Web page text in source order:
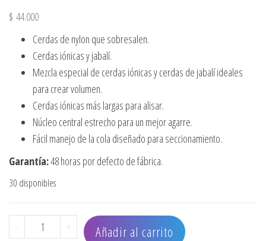
$ 44.000
Cerdas de nylon que sobresalen.
Cerdas iónicas y jabalí.
Mezcla especial de cerdas iónicas y cerdas de jabalí ideales
para crear volumen.
Cerdas iónicas más largas para alisar.
Núcleo central estrecho para un mejor agarre.
Fácil manejo de la cola diseñado para seccionamiento.
Garantía:48 horas por defecto de fábrica.
30 disponibles
- CEPILLO PLEGABLE OLIVIA GARDEN CERDAS IÓNICAS Y
+ Añadir al carrito